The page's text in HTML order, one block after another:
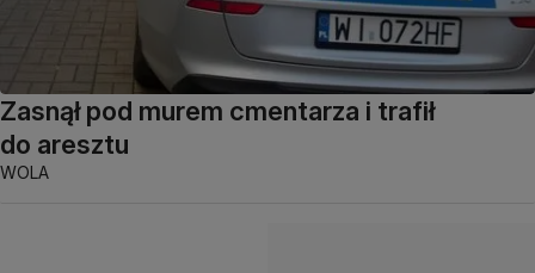
Zasnął pod murem cmentarza i trafił
do aresztu
WOLA